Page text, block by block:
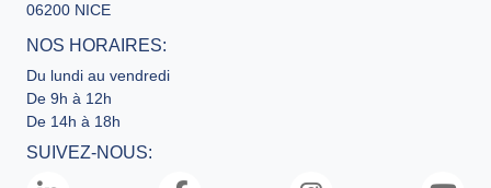
06200 NICE
NOS HORAIRES:
Du lundi au vendredi
De 9h à 12h
De 14h à 18h
SUIVEZ-NOUS: